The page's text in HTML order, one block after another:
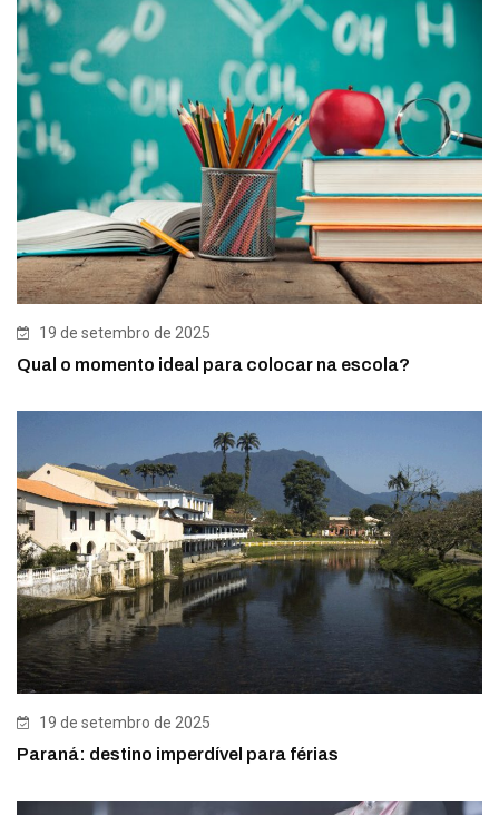
19 de setembro de 2025
Qual o momento ideal para colocar na escola?
19 de setembro de 2025
Paraná: destino imperdível para férias